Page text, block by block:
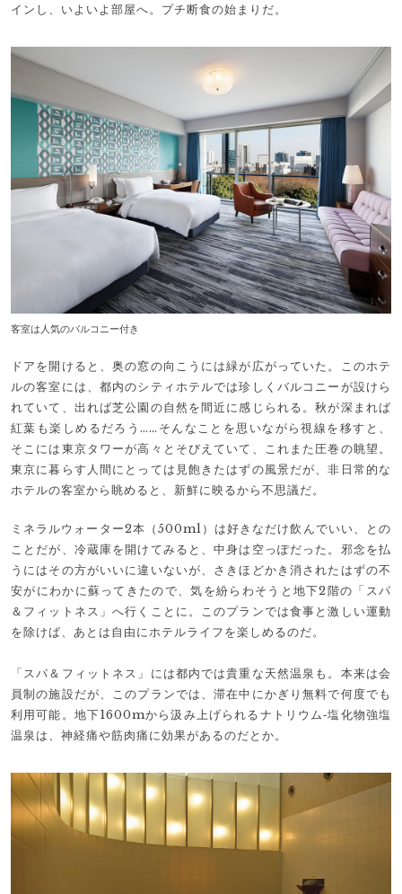
インし、いよいよ部屋へ。プチ断食の始まりだ。
客室は人気のバルコニー付き
ドアを開けると、奥の窓の向こうには緑が広がっていた。このホテ
ルの客室には、都内のシティホテルでは珍しくバルコニーが設けら
れていて、出れば芝公園の自然を間近に感じられる。秋が深まれば
紅葉も楽しめるだろう……そんなことを思いながら視線を移すと、
そこには東京タワーが高々とそびえていて、これまた圧巻の眺望。
東京に暮らす人間にとっては見飽きたはずの風景だが、非日常的な
ホテルの客室から眺めると、新鮮に映るから不思議だ。
ミネラルウォーター2本（500ml）は好きなだけ飲んでいい、との
ことだが、冷蔵庫を開けてみると、中身は空っぽだった。邪念を払
うにはその方がいいに違いないが、さきほどかき消されたはずの不
安がにわかに蘇ってきたので、気を紛らわそうと地下2階の「スパ
＆フィットネス」へ行くことに。このプランでは食事と激しい運動
を除けば、あとは自由にホテルライフを楽しめるのだ。
「スパ＆フィットネス」には都内では貴重な天然温泉も。本来は会
員制の施設だが、このプランでは、滞在中にかぎり無料で何度でも
利用可能。地下1600mから汲み上げられるナトリウム‐塩化物強塩
温泉は、神経痛や筋肉痛に効果があるのだとか。